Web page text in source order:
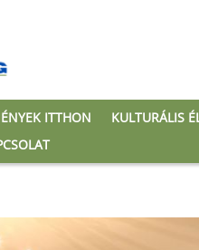
ITTHON KULTURÁLIS